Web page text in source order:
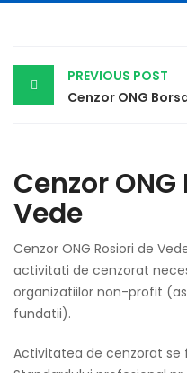
Post
navigation
PREVIOUS POST
Cenzor ONG
Cenzor
Vede
Cenzor ONG Rosiori de
activitati de cenzorat
organizatiilor non-profit
fundatii).
Activitatea de cenzorat